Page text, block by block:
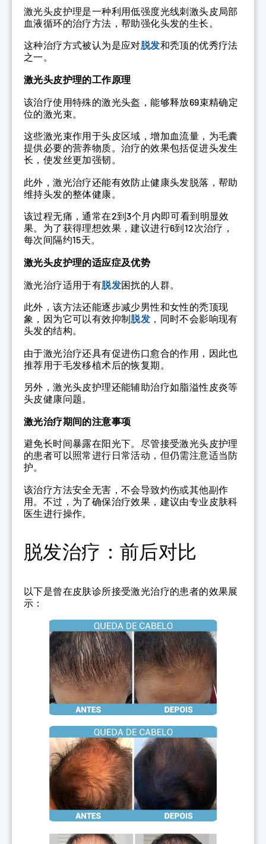
激光头皮护理是一种利用低强度光线刺激头皮局部
血液循环的治疗方法，帮助强化头发的生长。
这种治疗方式被认为是应对脱发和秃顶的优秀疗法
之一。
激光头皮护理的工作原理
该治疗使用特殊的激光头盔，能够释放69束精确定
位的激光束。
这些激光束作用于头皮区域，增加血流量，为毛囊
提供必要的营养物质。治疗的效果包括促进头发生
长，使发丝更加强韧。
此外，激光治疗还能有效防止健康头发脱落，帮助
维持头发的整体健康。
该过程无痛，通常在2到3个月内即可看到明显效
果。为了获得理想效果，建议进行6到12次治疗，
每次间隔约15天。
激光头皮护理的适应症及优势
激光治疗适用于有脱发困扰的人群。
此外，该方法还能逐步减少男性和女性的秃顶现
象，因为它可以有效抑制脱发 ，同时不会影响现有
头发的结构。
由于激光治疗还具有促进伤口愈合的作用，因此也
推荐用于毛发移植术后的恢复期。
另外，激光头皮护理还能辅助治疗如脂溢性皮炎等
头皮健康问题。
激光治疗期间的注意事项
避免长时间暴露在阳光下。尽管接受激光头皮护理
的患者可以照常进行日常活动，但仍需注意适当防
护。
该治疗方法安全无害，不会导致灼伤或其他副作
用。不过，为了确保治疗效果，建议由专业皮肤科
医生进行操作。
脱发治疗：前后对比
以下是曾在皮肤诊所接受激光治疗的患者的效果展
示：